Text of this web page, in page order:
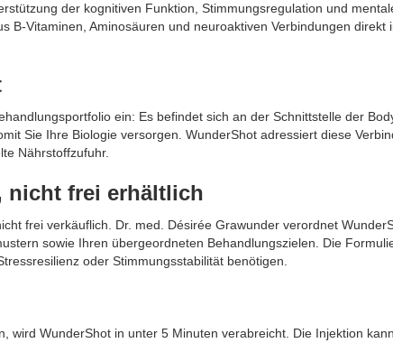
der kognitiven Funktion, Stimmungsregulation und
B-Vitaminen, Aminosäuren und neuroaktiven Verbindungen
ein: Es befindet sich an der Schnittstelle der
Sie Ihre Biologie versorgen. WunderShot adressiert diese
Nährstoffzufuhr.
nicht frei erhältlich
frei verkäuflich. Dr. med. Désirée Grawunder verordnet
sowie Ihren übergeordneten Behandlungszielen. Die
oder Stimmungsstabilität benötigen.
wird WunderShot in unter 5 Minuten verabreicht. Die Injektion